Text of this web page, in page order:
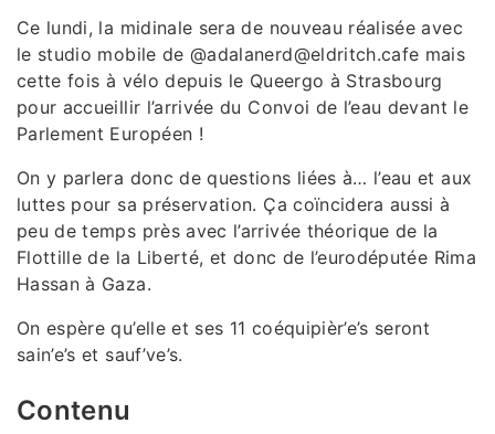
Ce lundi, la midinale sera de nouveau réalisée avec
le studio mobile de @adalanerd@eldritch.cafe mais
cette fois à vélo depuis le Queergo à Strasbourg
pour accueillir l’arrivée du Convoi de l’eau devant le
Parlement Européen !
On y parlera donc de questions liées à… l’eau et aux
luttes pour sa préservation. Ça coïncidera aussi à
peu de temps près avec l’arrivée théorique de la
Flottille de la Liberté, et donc de l’eurodéputée Rima
Hassan à Gaza.
On espère qu’elle et ses 11 coéquipièr’e’s seront
sain’e’s et sauf’ve’s.
Contenu